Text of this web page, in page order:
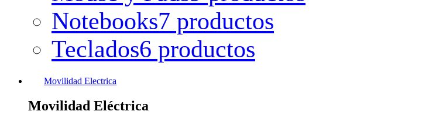
Notebooks7 productos
Teclados6 productos
Movilidad Electrica
Movilidad Eléctrica